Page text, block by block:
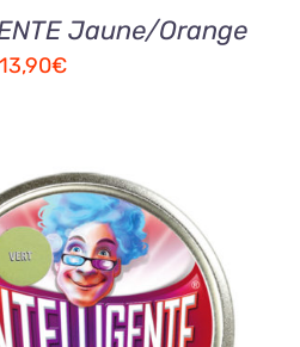
Jaune/Orange
13,90€